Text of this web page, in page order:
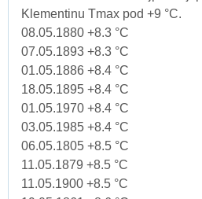
Klementinu Tmax pod +9 °C.
08.05.1880 +8.3 °C
07.05.1893 +8.3 °C
01.05.1886 +8.4 °C
18.05.1895 +8.4 °C
01.05.1970 +8.4 °C
03.05.1985 +8.4 °C
06.05.1805 +8.5 °C
11.05.1879 +8.5 °C
11.05.1900 +8.5 °C